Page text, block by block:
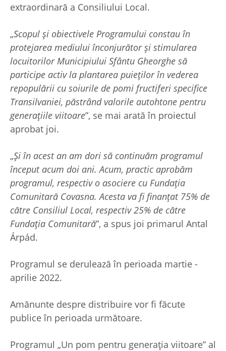
extraordinară a Consiliului Local.
„Scopul și obiectivele Programului constau în
protejarea mediului înconjurător și stimularea
locuitorilor Municipiului Sfântu Gheorghe să
participe activ la plantarea puieților în vederea
repopulării cu soiurile de pomi fructiferi specifice
Transilvaniei, păstrând valorile autohtone pentru
generațiile viitoare”, se mai arată în proiectul
aprobat joi.
„Și în acest an am dori să continuăm programul
început acum doi ani. Acum, practic aprobăm
programul, respectiv o asociere cu Fundația
Comunitară Covasna. Acesta va fi finanțat 75% de
către Consiliul Local, respectiv 25% de către
Fundația Comunitară”, a spus joi primarul Antal
Árpád.
Programul se derulează în perioada martie -
aprilie 2022.
Amănunte despre distribuire vor fi făcute
publice în perioada următoare.
Programul „Un pom pentru generația viitoare” al